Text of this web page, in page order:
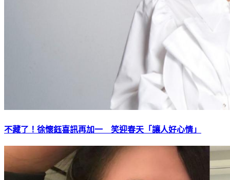
不藏了！徐懷鈺喜訊再加一 笑迎春天「讓人好心情」